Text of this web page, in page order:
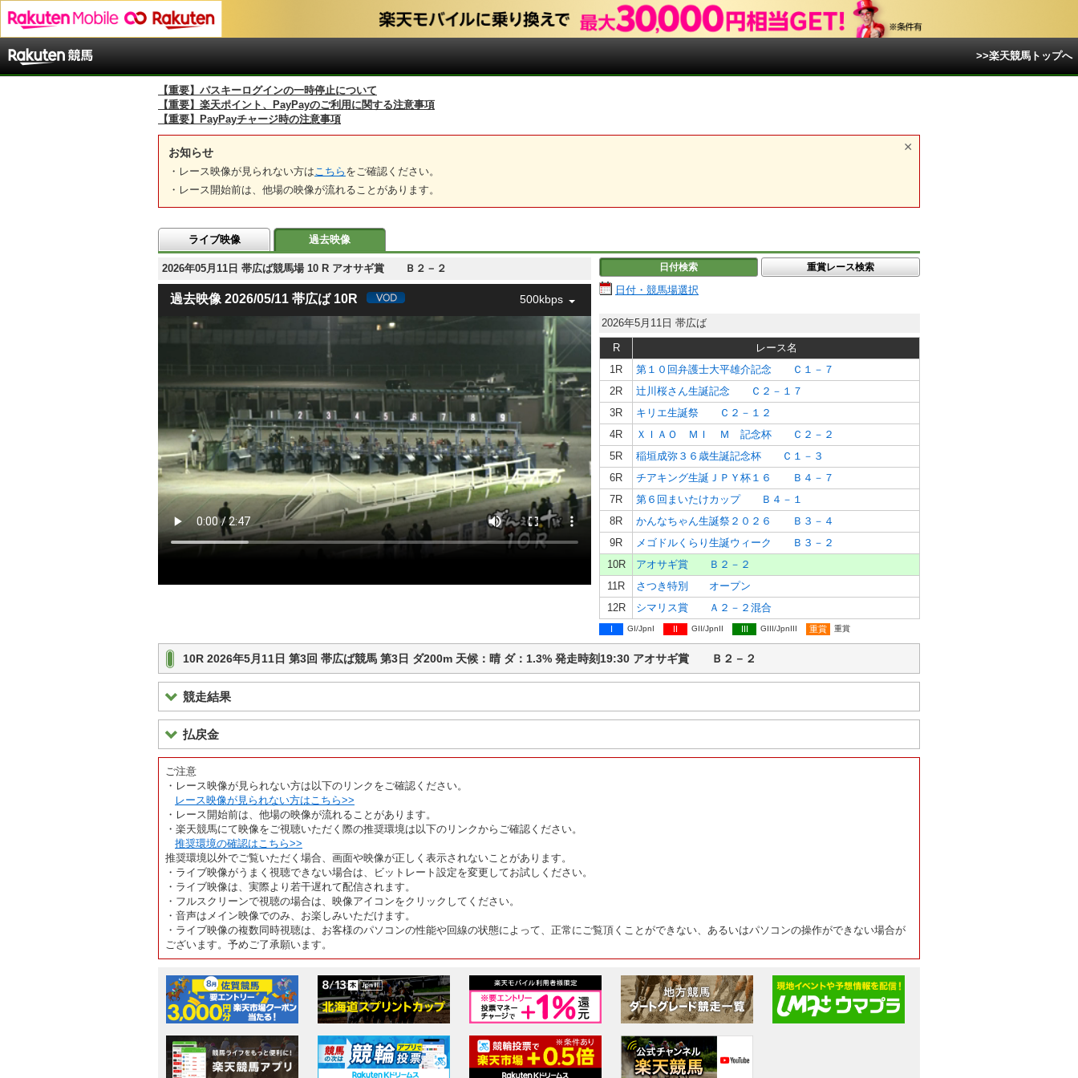
>>楽天競馬トップへ
【重要】パスキーログインの一時停止について
【重要】楽天ポイント、PayPayのご利用に関する注意事項
【重要】PayPayチャージ時の注意事項
お知らせ
・レース映像が見られない方は こちら をご確認ください。
・レース開始前は、他場の映像が流れることがあります。
ライブ映像 過去映像
2026年05月11日 帯広ば競馬場 10 R アオサギ賞 Ｂ２－２
過去映像 2026/05/11 帯広ば 10R 500kbps
日付検索 重賞レース検索
日付・競馬場選択
2026年5月11日 帯広ば
R
レース名
1R
第１０回弁護士大平雄介記念 Ｃ１－７
2R
辻川桜さん生誕記念 Ｃ２－１７
3R
キリエ生誕祭 Ｃ２－１２
4R
ＸＩＡＯ ＭＩ Ｍ 記念杯 Ｃ２－２
5R
稲垣成弥３６歳生誕記念杯 Ｃ１－３
6R
チアキング生誕ＪＰＹ杯１６ Ｂ４－７
7R
第６回まいたけカップ Ｂ４－１
8R
かんなちゃん生誕祭２０２６ Ｂ３－４
9R
メゴドルくらり生誕ウィーク Ｂ３－２
10R
アオサギ賞 Ｂ２－２
11R
さつき特別 オープン
12R
シマリス賞 Ａ２－２混合
I GI/JpnI II GII/JpnII III GIII/JpnIII 重賞 重賞
10R 2026年5月11日 第3回 帯広ば競馬 第3日 ダ200m 天候：晴 ダ：1.3% 発走時刻19:30 アオサギ賞 Ｂ２－２
競走結果
払戻金
ご注意
・レース映像が見られない方は以下のリンクをご確認ください。
レース映像が見られない方はこちら>>
・レース開始前は、他場の映像が流れることがあります。
・楽天競馬にて映像をご視聴いただく際の推奨環境は以下のリンクからご確認ください。
推奨環境の確認はこちら>>
推奨環境以外でご覧いただく場合、画面や映像が正しく表示されないことがあります。
・ライブ映像がうまく視聴できない場合は、ビットレート設定を変更してお試しください。
・ライブ映像は、実際より若干遅れて配信されます。
・フルスクリーンで視聴の場合は、映像アイコンをクリックしてください。
・音声はメイン映像でのみ、お楽しみいただけます。
・ライブ映像の複数同時視聴は、お客様のパソコンの性能や回線の状態によって、正常にご覧頂くことができない、あるいはパソコンの操作ができない場合が
ございます。予めご了承願います。